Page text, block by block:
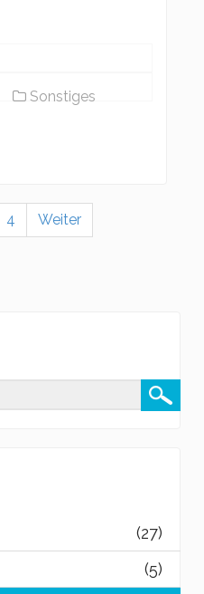
Sonstiges
4 Weiter
(27)
(5)